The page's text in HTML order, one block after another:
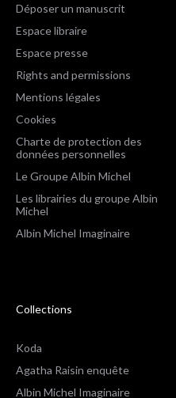
Déposer un manuscrit
Espace libraire
Espace presse
Rights and permissions
Mentions légales
Cookies
Charte de protection des
données personnelles
Le Groupe Albin Michel
Les librairies du groupe Albin
Michel
Albin Michel Imaginaire
Collections
Koda
Agatha Raisin enquête
Albin Michel Imaginaire